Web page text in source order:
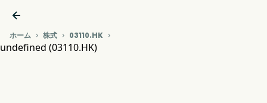

ホーム  株式  03110.HK 
undefined (03110.HK)